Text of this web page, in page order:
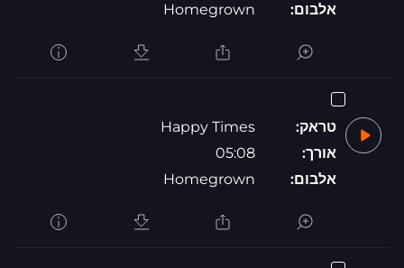
אלבום: Homegrown
טראק:
Happy Times
אורך:
05:08
אלבום:
Homegrown